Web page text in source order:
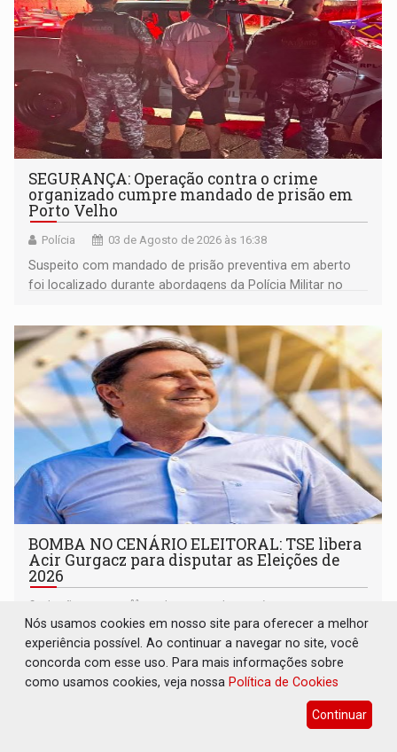
SEGURANÇA: Operação contra o crime
organizado cumpre mandado de prisão em
Porto Velho
Polícia 03 de Agosto de 2026 às 16:38
Suspeito com mandado de prisão preventiva em aberto
foi localizado durante abordagens da Polícia Militar no
BOMBA NO CENÁRIO ELEITORAL: TSE libera
Acir Gurgacz para disputar as Eleições de
2026
Eleições 2026 03 de Agosto de 2026 às 11:05
Decisão em caráter de urgência reconhece o fim do
período de inelegibilidade e restabelece, neste momento, a
elegibilidade do ex-senador para o pleito de 2026
Nós usamos cookies em nosso site para oferecer a melhor
experiência possível. Ao continuar a navegar no site, você
concorda com esse uso. Para mais informações sobre
como usamos cookies, veja nossa Política de Cookies
Continuar